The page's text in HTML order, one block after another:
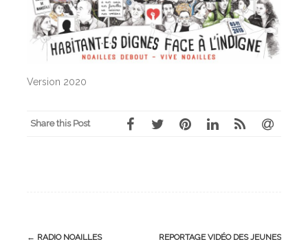
Version 2020
Share this Post
Post
← RADIO NOAILLES
REPORTAGE VIDÉO DES JEUNES